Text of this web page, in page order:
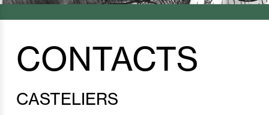
CONTACTS
CASTELIERS